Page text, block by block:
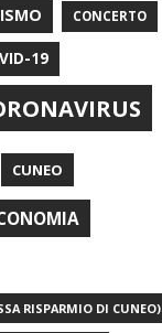
CONCERTO
19
CUNEO
RISPARMIO DI CUNEO)